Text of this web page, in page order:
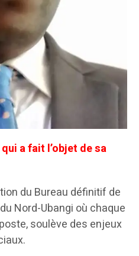
a fait l’objet de sa
du Bureau définitif de
Nord-Ubangi où chaque
soulève des enjeux